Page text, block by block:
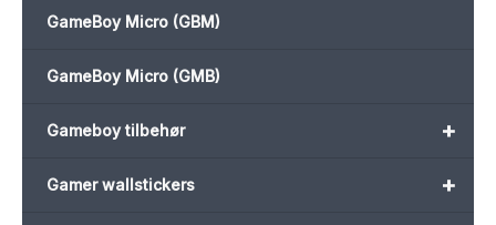
GameBoy Micro (GBM)
GameBoy Micro (GMB)
+
Gameboy tilbehør
+
Gamer wallstickers